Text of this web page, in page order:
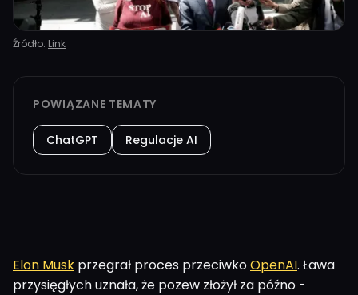
Źródło: Link
POWIĄZANE TEMATY
ChatGPT Regulacje AI
Elon Musk przegrał proces przeciwkoOpenAI. Ława
przysięgłych uznała, że pozew złożył za późno -